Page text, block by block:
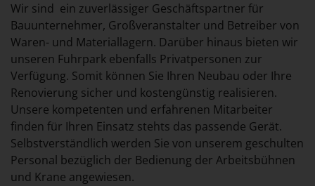
Wir sind ein zuverlässiger Geschäftspartner für
Bauunternehmer, Großveranstalter und Betreiber von
Waren- und Materiallagern. Darüber hinaus bieten wir
unseren Fuhrpark ebenfalls Privatpersonen zur
Verfügung. Somit können Sie Ihren Neubau oder Ihre
Renovierung sicher und kostengünstig realisieren.
Unsere kompetenten und erfahrenen Mitarbeiter
finden für Ihren Einsatz stehts das passende Gerät.
Selbstverständlich werden Sie von unserem geschulten
Personal bezüglich der Bedienung der Arbeitsbühnen
und Krane angewiesen.